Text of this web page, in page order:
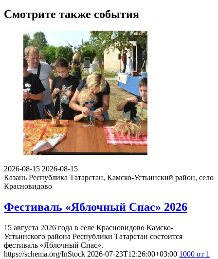
Смотрите также события
2026-08-15 2026-08-15
Казань Республика Татарстан, Камско-Устьинский район, село
Красновидово
Фестиваль «Яблочный Спас» 2026
15 августа 2026 года в селе Красновидово Камско-
Устьинского района Республики Татарстан состоится
фестиваль «Яблочный Спас».
https://schema.org/InStock 2026-07-23T12:26:00+03:00 1000 от 1